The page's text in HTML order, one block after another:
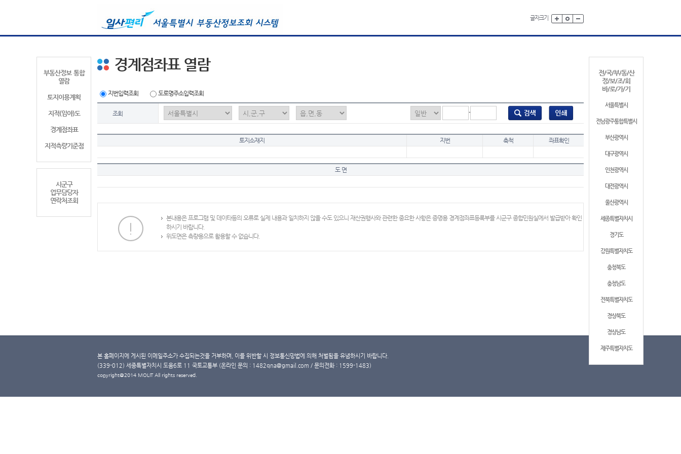
글자크기
부동산정보 통합
열람
토지이용계획
지적(임야)도
경계점좌표
지적측량기준점
시군구
업무담당자
연락처조회
전/국/부/동/산
정/보/조/회
바/로/가/기
서울특별시
전남광주통합특별시
부산광역시
대구광역시
인천광역시
대전광역시
울산광역시
세종특별자치시
경기도
강원특별자치도
충청북도
충청남도
전북특별자치도
경상북도
경상남도
제주특별자치도
경계점좌표 열람
지번입력조회 도로명주소입력조회
조회 -
토지소재지 지번 축척 좌표확인
도 면
본내용은 프로그램 및 데이타등의 오류로 실제 내용과 일치하지 않을 수도 있으니 재산권행사와 관련한 중요한 사항은 증명용 경계점좌표등록부를 시군구 종합민원실에서 발급받아 확인
하시기 바랍니다.
위도면은 측량용으로 활용할 수 없습니다.
본 홈페이지에 게시된 이메일주소가 수집되는것을 거부하며, 이를 위반할 시 정보통신망법에 의해 처벌됨을 유념하시기 바랍니다.
(339-012) 세종특별자치시 도움6로 11 국토교통부 (온라인 문의 : 1482qna@gmail.com / 문의전화 : 1599-1483)
copyright@2014 MOLIT All rights reserved.